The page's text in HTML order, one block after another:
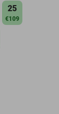
25
€109